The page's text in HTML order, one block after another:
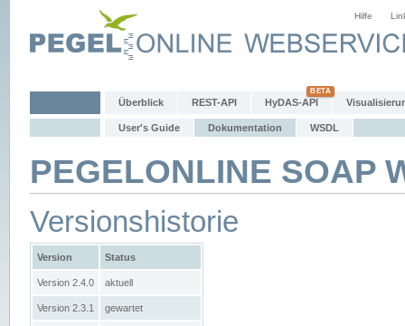
Hilfe
Überblick REST-API HyDAS-API
User's Guide Dokumentation WSDL
PEGELONLINE SOAP
Versionshistorie
Version Status
Version 2.4.0 aktuell
Version 2.3.1 gewartet